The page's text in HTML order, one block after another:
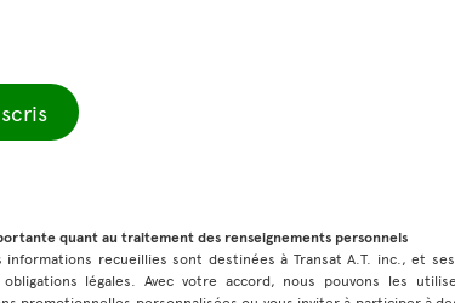
quant au traitement des renseignements personnels
informations recueillies sont destinées à Transat A.T. inc., et
légales. Avec votre accord, nous pouvons les